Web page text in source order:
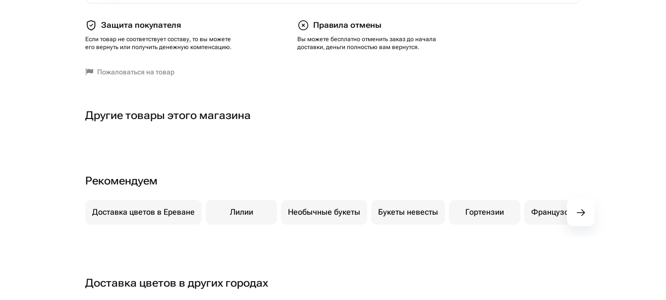
Защита покупателя
Если товар не соответствует составу, то вы можете
его вернуть или получить денежную компенсацию.
Правила отмены
Вы можете бесплатно отменить заказ до начала
доставки, деньги полностью вам вернутся.
Пожаловаться на товар
Другие товары этого магазина
Рекомендуем
Доставка цветов в Ереване Лилии Необычные букеты Букеты невесты Гортензии Французские розы
Доставка цветов в других городах